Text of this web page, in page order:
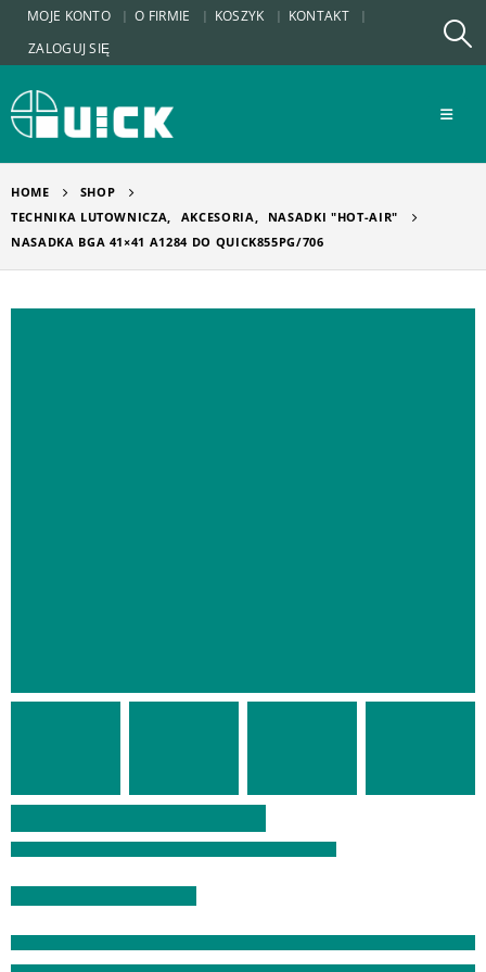
MOJE KONTO O FIRMIE KOSZYK
KONTAKT
ZALOGUJ SIĘ
HOME
SHOP
TECHNIKA LUTOWNICZA, AKCESORIA,
NASADKI "HOT-AIR"
NASADKA BGA 41×41 A1284 DO QUICK855PG/706